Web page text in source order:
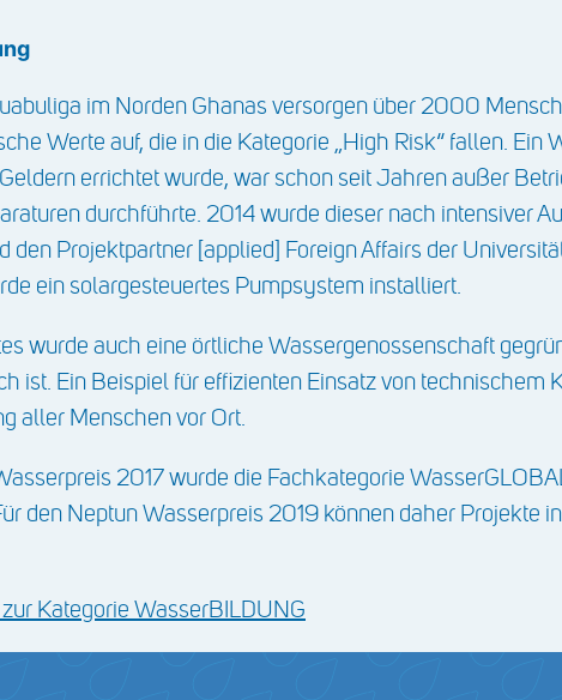
im Norden Ghanas versorgen über 2000
Werte auf, die in die Kategorie „High Risk“ fallen. Ein
errichtet wurde, war schon seit Jahren außer
durchführte. 2014 wurde dieser nach intensiver
den Projektpartner [applied] Foreign Affairs der
ein solargesteuertes Pumpsystem installiert.
wurde auch eine örtliche Wassergenossenschaft
ist. Ein Beispiel für effizienten Einsatz von technischem
aller Menschen vor Ort.
2017 wurde die Fachkategorie
den Neptun Wasserpreis 2019 können daher Projekte
Kategorie WasserBILDUNG